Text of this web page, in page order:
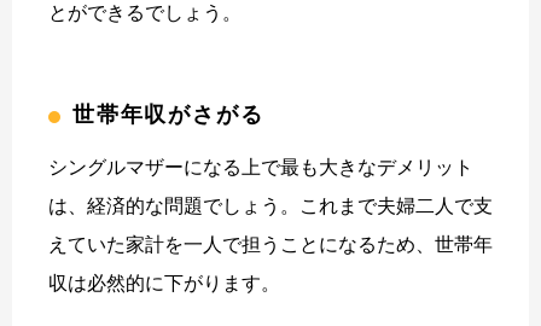
とができるでしょう。
世帯年収がさがる
シングルマザーになる上で最も大きなデメリット
は、経済的な問題でしょう。これまで夫婦二人で支
えていた家計を一人で担うことになるため、世帯年
収は必然的に下がります。